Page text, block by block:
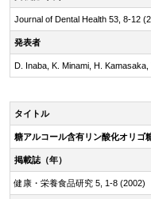
Journal of Dental Health 53, 8-12
発表者
D. Inaba, K. Minami, H.
タイトル
糖アルコール含有リン酸化オリゴ
掲載誌（年）
健康・栄養食品研究 5, 1-8 (2002)